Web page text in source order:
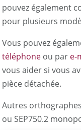
pouvez également
pour plusieurs
Vous pouvez
téléphone ou par e-
vous aider si vous
pièce détachée.
Autres
ou SEP750.2